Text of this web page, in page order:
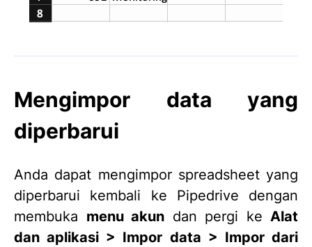
Mengimpor data yang
diperbarui
Anda dapat mengimpor spreadsheet yang
diperbarui kembali ke Pipedrive dengan
membuka menu akun dan pergi ke Alat
dan aplikasi > Impor data > Impor dari